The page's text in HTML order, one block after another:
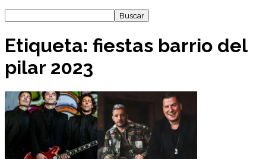
Etiqueta: fiestas barrio del
pilar 2023